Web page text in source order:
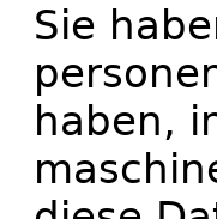
Sie
haben,